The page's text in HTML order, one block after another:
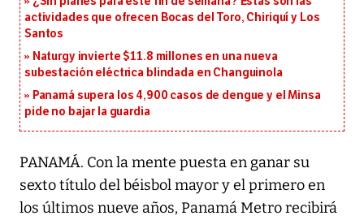
actividades que ofrecen Bocas del Toro, Chiriquí y Los
Santos
Naturgy invierte $11.8 millones en una nueva
subestación eléctrica blindada en Changuinola
Panamá supera los 4,900 casos de dengue y el Minsa
pide no bajar la guardia
PANAMÁ. Con la mente puesta en ganar su
sexto título del béisbol mayor y el primero en
los últimos nueve años, Panamá Metro recibirá